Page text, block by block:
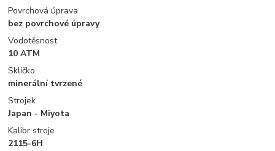
Povrchová úprava
bez povrchové úpravy
Vodotěsnost
10 ATM
Sklíčko
minerální tvrzené
Strojek
Japan - Miyota
Kalibr stroje
2115-6H